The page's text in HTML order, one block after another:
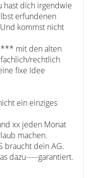
hast dich irgendwie
erfundenen
kommst nicht
mit den alten
rechtlich
fixe Idee
ein einziges
xx jeden Monat
machen.
braucht dein AG.
dazu-----garantiert.